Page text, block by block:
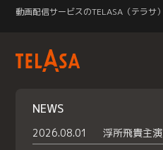
動画配信サービスのTELASA（テラサ）
NEWS
2026.08.01